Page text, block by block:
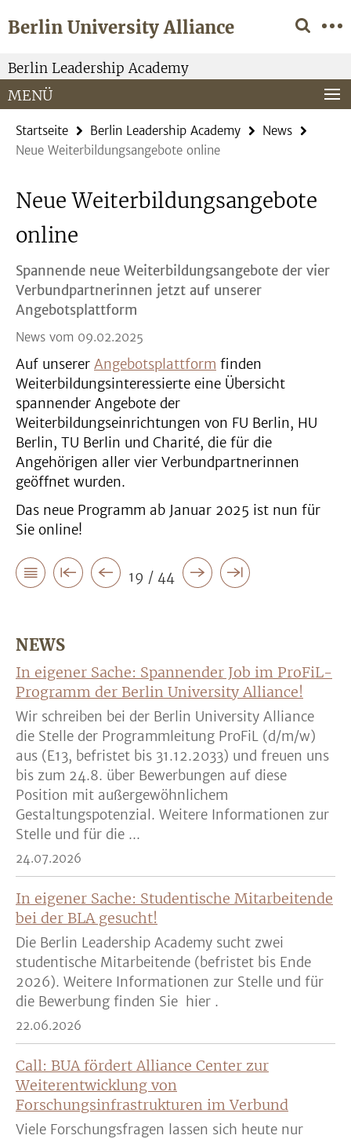
direkt
Inhalt
Berlin University Alliance
Service-
Navigation
Berlin Leadership Academy
MENÜ
Startseite Berlin Leadership Academy
News
Neue Weiterbildungsangebote online
Neue Weiterbildungsangebote
online
Spannende neue Weiterbildungsangebote der vier
Verbundpartnerinnen jetzt auf unserer
Angebotsplattform
News vom 09.02.2025
Auf unserer Angebotsplattform finden
Weiterbildungsinteressierte eine Übersicht
spannender Angebote der
Weiterbildungseinrichtungen von FU Berlin, HU
Berlin, TU Berlin und Charité, die für die
Angehörigen aller vier Verbundpartnerinnen
geöffnet wurden.
Das neue Programm ab Januar 2025 ist nun für
Sie online!
19 / 44
NEWS
In eigener Sache: Spannender Job im ProFiL-
Programm der Berlin University Alliance!
Wir schreiben bei der Berlin University Alliance
die Stelle der Programmleitung ProFiL (d/m/w)
aus (E13, befristet bis 31.12.2033) und freuen uns
bis zum 24.8. über Bewerbungen auf diese
Position mit außergewöhnlichem
Gestaltungspotenzial. Weitere Informationen zur
Stelle und für die ...
24.07.2026
In eigener Sache: Studentische Mitarbeitende
bei der BLA gesucht!
Die Berlin Leadership Academy sucht zwei
studentische Mitarbeitende (befristet bis Ende
2026). Weitere Informationen zur Stelle und für
die Bewerbung finden Sie hier .
22.06.2026
Call: BUA fördert Alliance Center zur
Weiterentwicklung von
Forschungsinfrastrukturen im Verbund
Viele Forschungsfragen lassen sich heute nur